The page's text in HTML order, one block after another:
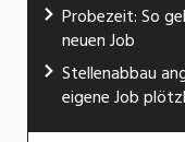
Probezeit: So
neuen Job
Stellenabbau
eigene Job